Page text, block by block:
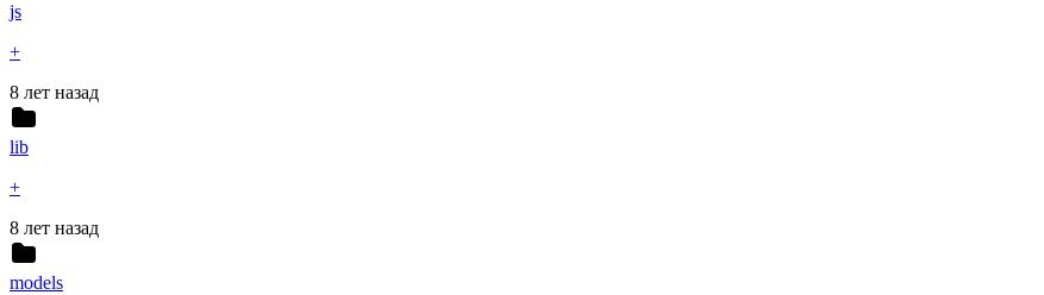
js
+
8 лет назад
lib
+
8 лет назад
models